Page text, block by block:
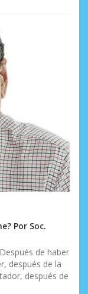
Por Soc.
de haber
después de la
después de